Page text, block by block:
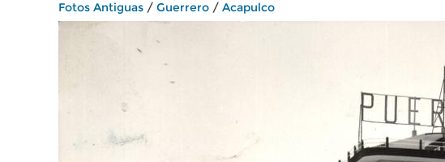
Fotos Antiguas / Guerrero / Acapulco